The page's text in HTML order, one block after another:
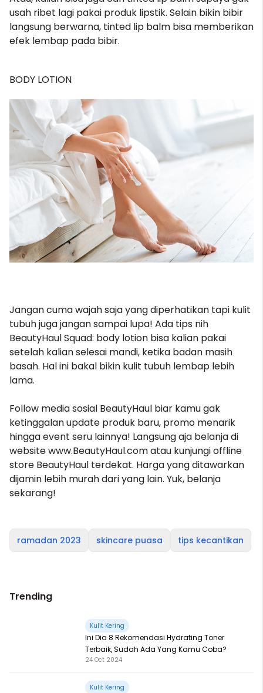
usah ribet lagi pakai produk lipstik. Selain bikin bibir
langsung berwarna, tinted lip balm bisa memberikan
efek lembap pada bibir.
BODY LOTION
Jangan cuma wajah saja yang diperhatikan tapi kulit
tubuh juga jangan sampai lupa! Ada tips nih
BeautyHaul Squad: body lotion bisa kalian pakai
setelah kalian selesai mandi, ketika badan masih
basah. Hal ini bakal bikin kulit tubuh lembap lebih
lama.
Follow media sosial BeautyHaul biar kamu gak
ketinggalan update produk baru, promo menarik
hingga event seru lainnya! Langsung aja belanja di
website www.BeautyHaul.com atau kunjungi offline
store BeautyHaul terdekat. Harga yang ditawarkan
dijamin lebih murah dari yang lain. Yuk, belanja
sekarang!
ramadan 2023 skincare puasa tips kecantikan
Trending
Kulit Kering
Ini Dia 8 Rekomendasi Hydrating Toner
Terbaik, Sudah Ada Yang Kamu Coba?
24 Oct 2024
Kulit Kering